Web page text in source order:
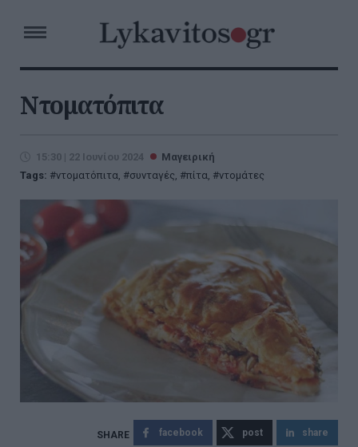
Ντοματόπιτα
15:30 | 22 Ιουνίου 2024
Μαγειρική
Tags:
ντοματόπιτα, συνταγές, πίτα, ντομάτες
facebook post share